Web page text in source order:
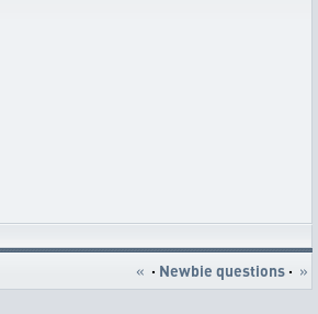
« · Newbie questions · »